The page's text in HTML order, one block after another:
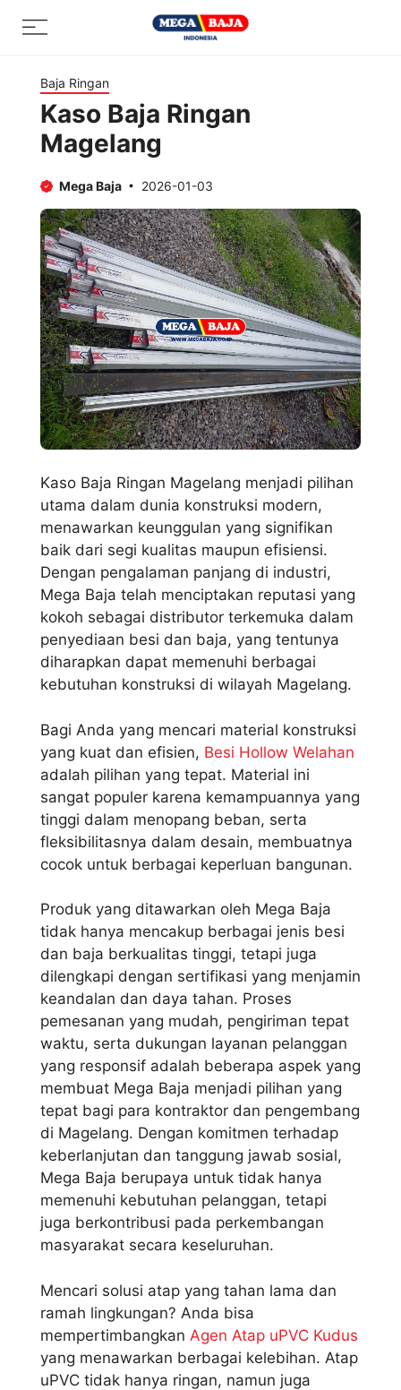
Menu
Baja Ringan
Kaso Baja Ringan
Magelang
Mega Baja 2026-01-03
Kaso Baja Ringan Magelang menjadi pilihan
utama dalam dunia konstruksi modern,
menawarkan keunggulan yang signifikan
baik dari segi kualitas maupun efisiensi.
Dengan pengalaman panjang di industri,
Mega Baja telah menciptakan reputasi yang
kokoh sebagai distributor terkemuka dalam
penyediaan besi dan baja, yang tentunya
diharapkan dapat memenuhi berbagai
kebutuhan konstruksi di wilayah Magelang.
Bagi Anda yang mencari material konstruksi
yang kuat dan efisien, Besi Hollow Welahan
adalah pilihan yang tepat. Material ini
sangat populer karena kemampuannya yang
tinggi dalam menopang beban, serta
fleksibilitasnya dalam desain, membuatnya
cocok untuk berbagai keperluan bangunan.
Produk yang ditawarkan oleh Mega Baja
tidak hanya mencakup berbagai jenis besi
dan baja berkualitas tinggi, tetapi juga
dilengkapi dengan sertifikasi yang menjamin
keandalan dan daya tahan. Proses
pemesanan yang mudah, pengiriman tepat
waktu, serta dukungan layanan pelanggan
yang responsif adalah beberapa aspek yang
membuat Mega Baja menjadi pilihan yang
tepat bagi para kontraktor dan pengembang
di Magelang. Dengan komitmen terhadap
keberlanjutan dan tanggung jawab sosial,
Mega Baja berupaya untuk tidak hanya
memenuhi kebutuhan pelanggan, tetapi
juga berkontribusi pada perkembangan
masyarakat secara keseluruhan.
Mencari solusi atap yang tahan lama dan
ramah lingkungan? Anda bisa
mempertimbangkan Agen Atap uPVC Kudus
yang menawarkan berbagai kelebihan. Atap
uPVC tidak hanya ringan, namun juga